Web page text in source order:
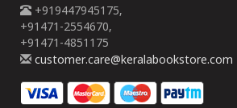
+919447945175,
+91471-2554670,
+91471-4851175
customer.care@keralabookstore.com